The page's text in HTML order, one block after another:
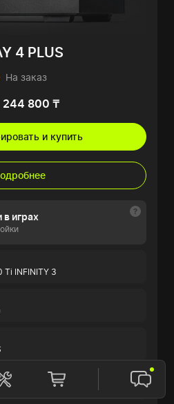
4 PLUS
На заказ
244 800 ₸
и купить
в играх
Ti INFINITY 3